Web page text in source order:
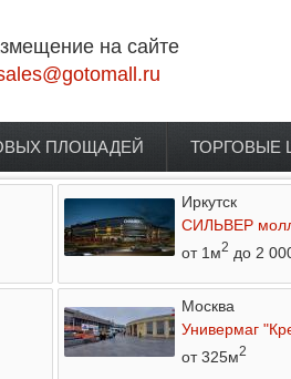
на сайте
ПЛОЩАДЕЙ ТОРГОВЫЕ
Иркутск
СИЛЬВЕР
от 1м2 до 2
Москва
Универмаг
от 325м2